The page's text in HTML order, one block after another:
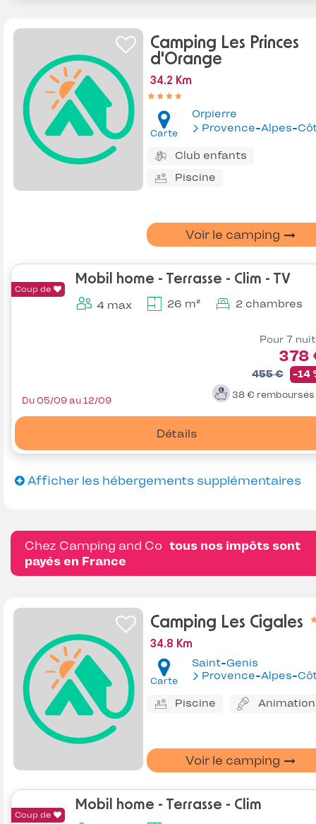
Camping Les Princes
d'Orange
34.2 Km
Carte
Orpierre
Provence-Alpes-Côte
Club enfants
Piscine
Voir le camping
Coup de
Mobil home - Terrasse - Clim - TV
4 max 26 m² 2 chambres
Pour 7
378
455 € -14
38 € remboursés
Détails
Du 05/09 au 12/09
Afficher les hébergements supplémentaires
Chez Camping and Co tous nos impôts sont
payés en France
Camping Les Cigales
34.8 Km
Carte
Saint-Genis
Provence-Alpes-Côte
Piscine
Voir le camping
Coup de
Mobil home - Terrasse - Clim